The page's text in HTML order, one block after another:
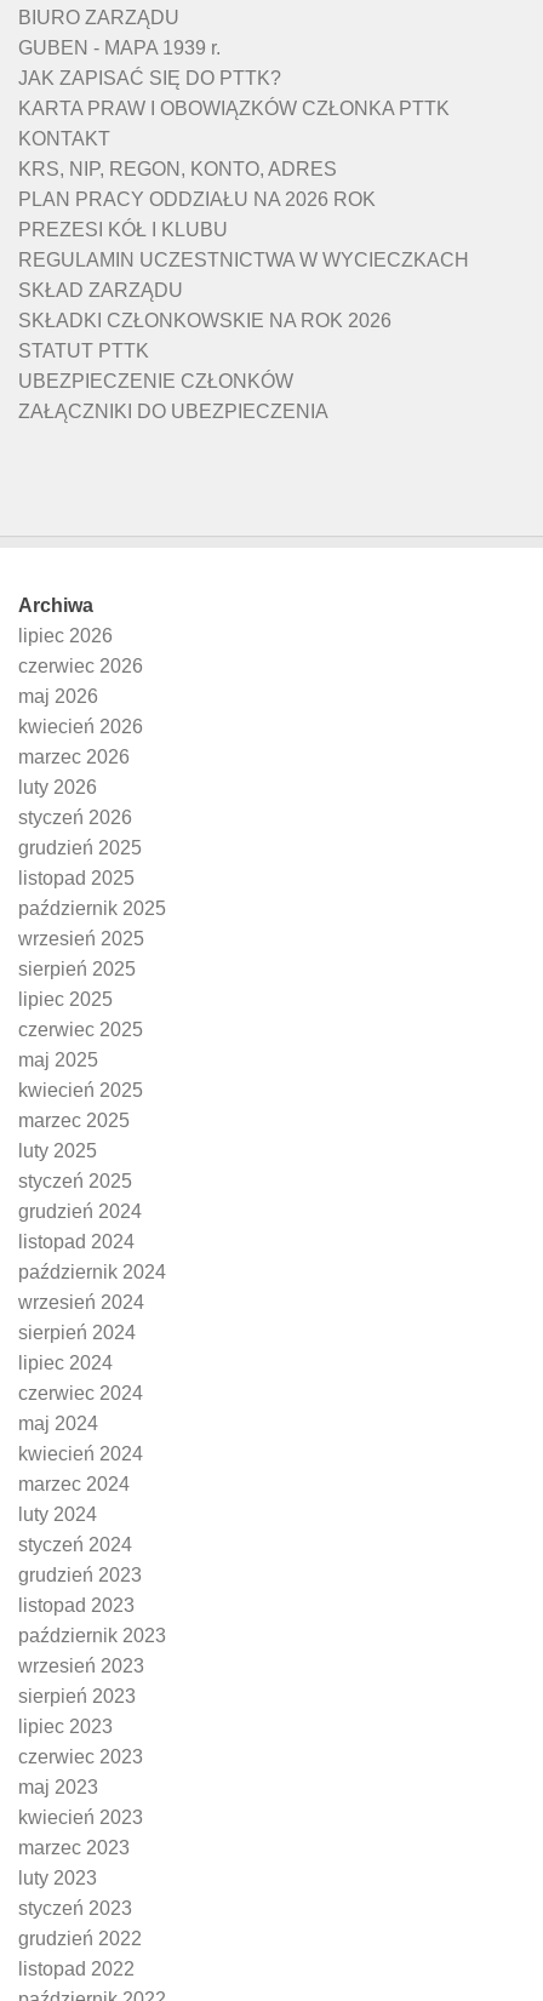
BIURO ZARZĄDU
GUBEN - MAPA 1939 r.
JAK ZAPISAĆ SIĘ DO PTTK?
KARTA PRAW I OBOWIĄZKÓW CZŁONKA PTTK
KONTAKT
KRS, NIP, REGON, KONTO, ADRES
PLAN PRACY ODDZIAŁU NA 2026 ROK
PREZESI KÓŁ I KLUBU
REGULAMIN UCZESTNICTWA W WYCIECZKACH
SKŁAD ZARZĄDU
SKŁADKI CZŁONKOWSKIE NA ROK 2026
STATUT PTTK
UBEZPIECZENIE CZŁONKÓW
ZAŁĄCZNIKI DO UBEZPIECZENIA
Archiwa
lipiec 2026
czerwiec 2026
maj 2026
kwiecień 2026
marzec 2026
luty 2026
styczeń 2026
grudzień 2025
listopad 2025
październik 2025
wrzesień 2025
sierpień 2025
lipiec 2025
czerwiec 2025
maj 2025
kwiecień 2025
marzec 2025
luty 2025
styczeń 2025
grudzień 2024
listopad 2024
październik 2024
wrzesień 2024
sierpień 2024
lipiec 2024
czerwiec 2024
maj 2024
kwiecień 2024
marzec 2024
luty 2024
styczeń 2024
grudzień 2023
listopad 2023
październik 2023
wrzesień 2023
sierpień 2023
lipiec 2023
czerwiec 2023
maj 2023
kwiecień 2023
marzec 2023
luty 2023
styczeń 2023
grudzień 2022
listopad 2022